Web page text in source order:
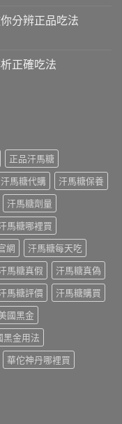
分辨正品吃法
正確吃法
正品汗馬糖
汗馬糖代購
汗馬糖保養
汗馬糖劑量
馬糖哪裡買
網
汗馬糖每天吃
馬糖真假
汗馬糖真偽
馬糖評價
汗馬糖購買
國黑金
黑金用法
華佗神丹哪裡買